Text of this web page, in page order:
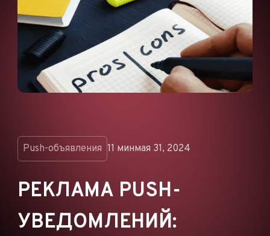
PUSH-ОБЪЯВЛЕНИЯ
РЕКЛАМА В TIKTOK
ФУНКЦИИ
ОБЪЯВЛЕНИЯ
КОММЕРЦИЯ
Push-объявления 11 минмая 31, 2024
РЕКЛАМА PUSH-
УВЕДОМЛЕНИЙ: